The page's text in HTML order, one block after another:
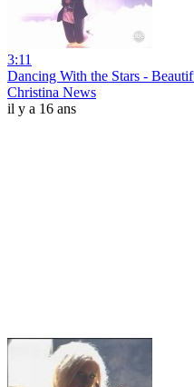
3:11
Dancing With the Stars -
Christina News
il y a 16 ans